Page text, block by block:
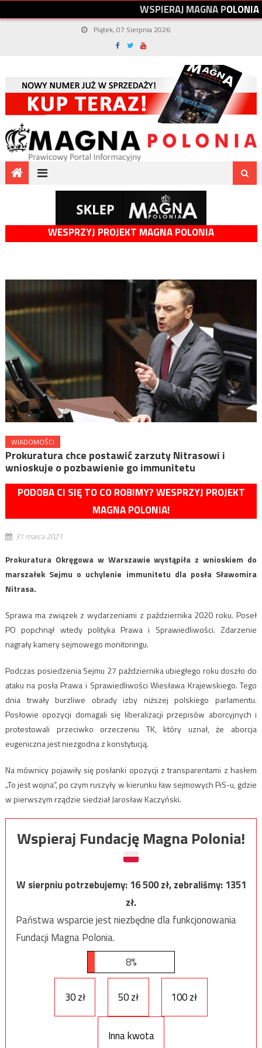
WSPIERAJMAGNAPOLONIA
Piątek, 07 Sierpnia 2026
WESPRZYJ PROJEKT MAGNA POLONIA
WIADOMOŚCI
Prokuratura chce postawić zarzuty Nitrasowi i
wnioskuje o pozbawienie go immunitetu
PODOBA CI SIĘ TO CO ROBIMY? WESPRZYJ PROJEKT
MAGNA POLONIA!
31 marca 2021
Prokuratura Okręgowa w Warszawie wystąpiła z wnioskiem do
marszałek Sejmu o uchylenie immunitetu dla posła Sławomira
Nitrasa.
Sprawa ma związek z wydarzeniami z października 2020 roku. Poseł
PO popchnął wtedy polityka Prawa i Sprawiedliwości. Zdarzenie
nagrały kamery sejmowego monitoringu.
Podczas posiedzenia Sejmu 27 października ubiegłego roku doszło do
ataku na posła Prawa i Sprawiedliwości Wiesława Krajewskiego. Tego
dnia trwały burzliwe obrady izby niższej polskiego parlamentu.
Posłowie opozycji domagali się liberalizacji przepisów aborcyjnych i
protestowali przeciwko orzeczeniu TK, który uznał, że aborcja
eugeniczna jest niezgodna z konstytucją.
Na mównicy pojawiły się posłanki opozycji z transparentami z hasłem
„To jest wojna”, po czym ruszyły w kierunku ław sejmowych PiS-u, gdzie
w pierwszym rządzie siedział Jarosław Kaczyński.
Wspieraj Fundację Magna Polonia!
W sierpniu potrzebujemy:16 500zł, zebraliśmy:1351
zł.
Państwa wsparcie jest niezbędne dla funkcjonowania
Fundacji Magna Polonia.
8%
30 zł 50 zł 100 zł
Inna kwota